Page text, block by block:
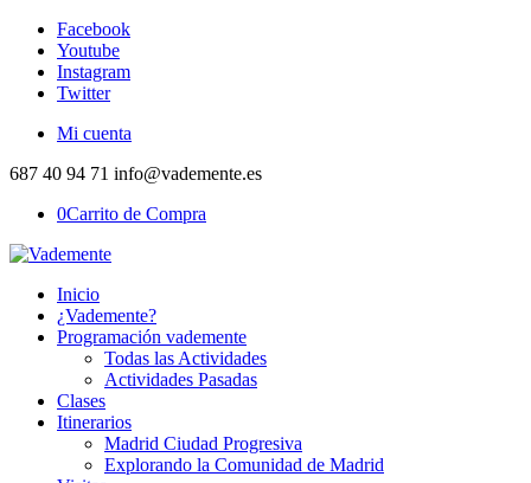
Facebook
Youtube
Instagram
Twitter
Mi cuenta
687 40 94 71 info@vademente.es
0Carrito de Compra
Inicio
¿Vademente?
Programación vademente
Todas las Actividades
Actividades Pasadas
Clases
Itinerarios
Madrid Ciudad Progresiva
Explorando la Comunidad de Madrid